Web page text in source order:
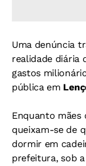
Uma denúncia
realidade diária
gastos
pública em
Enquanto mães
queixam-se de
dormir em
prefeitura, sob